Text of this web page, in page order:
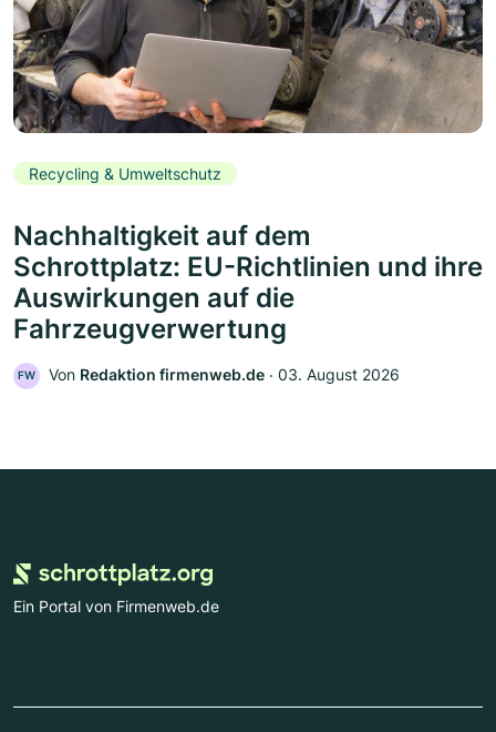
Recycling & Umweltschutz
Nachhaltigkeit auf dem
Schrottplatz: EU-Richtlinien und ihre
Auswirkungen auf die
Fahrzeugverwertung
FW Von Redaktion firmenweb.de ‧ 03. August 2026
Ein Portal von Firmenweb.de